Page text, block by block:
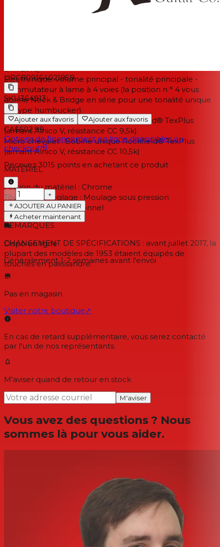
43mm
avril 2016)
Électronique: volume principal - tonalité principale -
commutateur à lame à 4 voies (la position n ° 4 vous
donne Neck & Bridge en série pour une tonalité unique
de type humbucker)
Micro manche : Bobine unique Rockfield® TexPlus
(aimant Alnico V, résistance CC 9,5k)
Micro chevalet : Bobine unique Rockfield® TexPlus
(aimant Alnico V, résistance CC 10,5k)
MATÉRIEL
Finition du matériel : Chrome
Touches de réglage : Moulage sous pression
Type de pont : Traditionnel
REMARQUES
CHANGEMENT DE SPÉCIFICATIONS : avant juillet 2017, la
plupart des modèles de 1953 étaient équipés de
touches en palissandre.
UPC809164021858
SKU364913
Ajouter aux favoris Ajouter aux favoris
CA$602.99
Options de financement en ligne disponibles au
checkout
Recevez 3015 points en achetant ce produit
−
+
AJOUTER AU PANIER
Acheter maintenant
Dispo en ligne
Généralement 1-2 semaines avant l'envoi
Pas en magasin
Visiter notre boutique↗
En cas de retard supplémentaire, vous serez contacté
par l'un de nos représentants.
M'aviser quand de retour en stock
M'aviser
Vous avez des questions ? Nous
sommes là pour vous aider.